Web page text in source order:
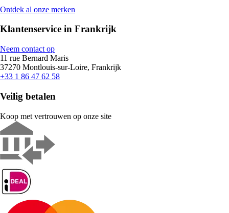
Ontdek al onze merken
Klantenservice in Frankrijk
Neem contact op
11 rue Bernard Maris
37270 Montlouis-sur-Loire, Frankrijk
+33 1 86 47 62 58
Veilig betalen
Koop met vertrouwen op onze site